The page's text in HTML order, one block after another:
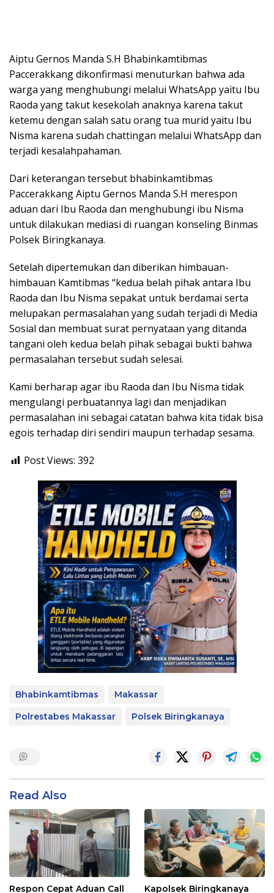
Aiptu Gernos Manda S.H Bhabinkamtibmas
Paccerakkang dikonfirmasi menuturkan bahwa ada
warga yang menghubungi melalui WhatsApp yaitu Ibu
Raoda yang takut kesekolah anaknya karena takut
ketemu dengan salah satu orang tua murid yaitu Ibu
Nisma karena sudah chattingan melalui WhatsApp dan
terjadi kesalahpahaman.
Dari keterangan tersebut bhabinkamtibmas
Paccerakkang Aiptu Gernos Manda S.H merespon
aduan dari Ibu Raoda dan menghubungi ibu Nisma
untuk dilakukan mediasi di ruangan konseling Binmas
Polsek Biringkanaya.
Setelah dipertemukan dan diberikan himbauan-
himbauan Kamtibmas “kedua belah pihak antara Ibu
Raoda dan Ibu Nisma sepakat untuk berdamai serta
melupakan permasalahan yang sudah terjadi di Media
Sosial dan membuat surat pernyataan yang ditanda
tangani oleh kedua belah pihak sebagai bukti bahwa
permasalahan tersebut sudah selesai.
Kami berharap agar ibu Raoda dan Ibu Nisma tidak
mengulangi perbuatannya lagi dan menjadikan
permasalahan ini sebagai catatan bahwa kita tidak bisa
egois terhadap diri sendiri maupun terhadap sesama.
Post Views: 392
Bhabinkamtibmas
Makassar
Polrestabes Makassar
Polsek Biringkanaya
Read Also
Respon Cepat Aduan Call Kapolsek Biringkanaya